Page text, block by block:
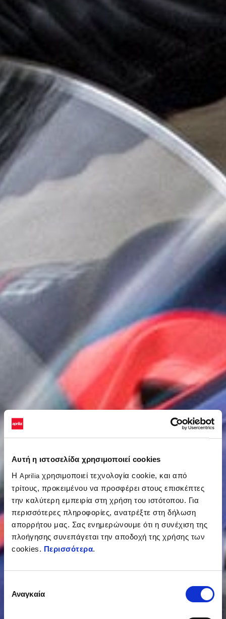
Αυτή η ιστοσελίδα χρησιμοποιεί cookies
Η Aprilia χρησιμοποιεί τεχνολογία cookie, και από
τρίτους, προκειμένου να προσφέρει στους επισκέπτες
την καλύτερη εμπειρία στη χρήση του ιστότοπου. Για
περισσότερες πληροφορίες, ανατρέξτε στη δήλωση
απορρήτου μας. Σας ενημερώνουμε ότι η συνέχιση της
πλοήγησης συνεπάγεται την αποδοχή της χρήσης των
cookies. Περισσότερα.
συγκατάθεσης
Αναγκαία